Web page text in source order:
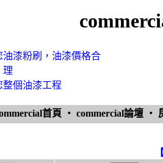
漆粉刷，油漆價格合
理
整個油漆工程
首頁 ‧ commercial論壇 ‧